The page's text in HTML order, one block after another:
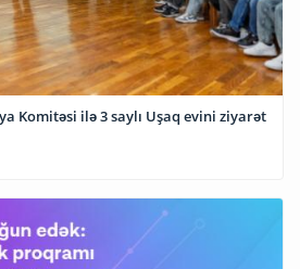
Komitəsi ilə 3 saylı Uşaq evini ziyarət